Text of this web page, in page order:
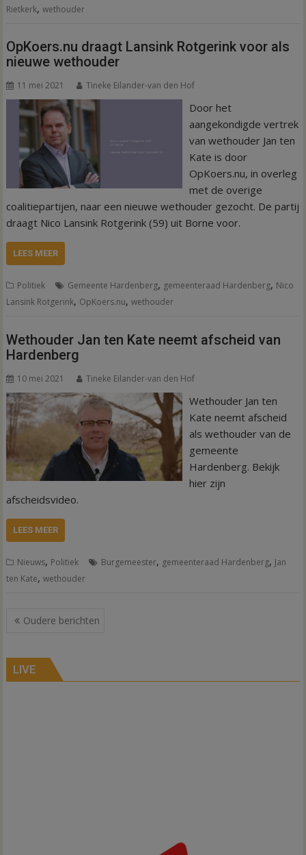
Rietkerk,wethouder
OpKoers.nu draagt Lansink Rotgerink voor als
nieuwe wethouder
11 mei 2021 Tineke Eilander-van den Hof
Door het
aangekondigde vertrek
van wethouder Jan ten
Kate is door
OpKoers.nu, in overleg
met de overige
coalitiepartijen, naar een nieuwe wethouder gezocht. De partij
draagt Nico Lansink Rotgerink (59) uit Borne voor.
LEES MEER
Politiek Gemeente Hardenberg, gemeenteraad Hardenberg, Nico
Lansink Rotgerink, OpKoers.nu,wethouder
Wethouder Jan ten Kate neemt afscheid van
Hardenberg
10 mei 2021 Tineke Eilander-van den Hof
Wethouder Jan ten
Kate neemt afscheid
als wethouder van de
gemeente
Hardenberg. Bekijk
hier zijn
afscheidsvideo.
LEES MEER
Nieuws, Politiek Burgemeester, gemeenteraad Hardenberg, Jan
ten Kate,wethouder
Berichtennavigatie
Oudere berichten
LIVE